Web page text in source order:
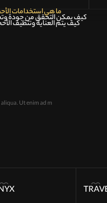
1. ما هي استخدامات
2. كيف يمكن التحقق من جودة
3. كيف يتم العناية وتنظيف
Ut enim ad m